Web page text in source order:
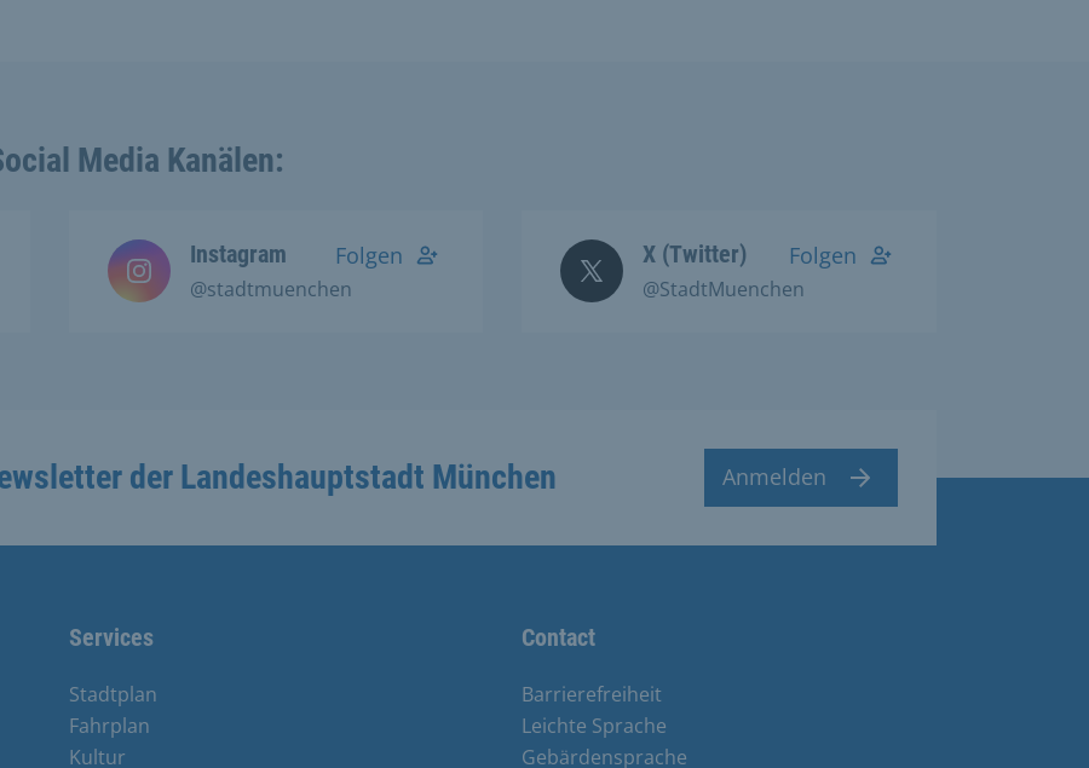
Media Kanälen:
Instagram
@stadtmuenchen
Folgen X (Twitter)
@StadtMuenchen
Folgen
der Landeshauptstadt München Anmelden
Services
Stadtplan
Fahrplan
Kultur
Contact
Barrierefreiheit
Leichte Sprache
Gebärdensprache